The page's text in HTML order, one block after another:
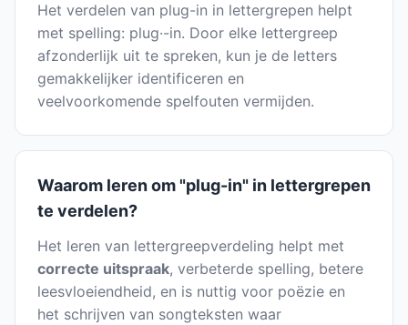
Het verdelen van plug-in in lettergrepen helpt
met spelling: plug·-in. Door elke lettergreep
afzonderlijk uit te spreken, kun je de letters
gemakkelijker identificeren en
veelvoorkomende spelfouten vermijden.
Waarom leren om "plug-in" in lettergrepen
te verdelen?
Het leren van lettergreepverdeling helpt met
correcte uitspraak, verbeterde spelling, betere
leesvloeiendheid, en is nuttig voor poëzie en
het schrijven van songteksten waar